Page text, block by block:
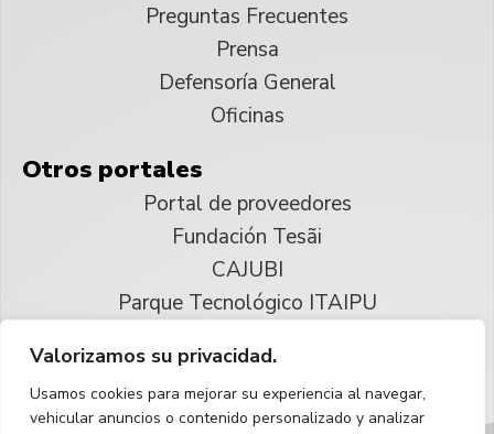
Valorizamos su privacidad.
Usamos cookies para mejorar su experiencia al navegar,
vehicular anuncios o contenido personalizado y analizar
Preguntas Frecuentes
Prensa
Defensoría General
Oficinas
Otros portales
Portal de proveedores
Fundación Tesãi
CAJUBI
Parque Tecnológico ITAIPU
Reservados todos los derechos